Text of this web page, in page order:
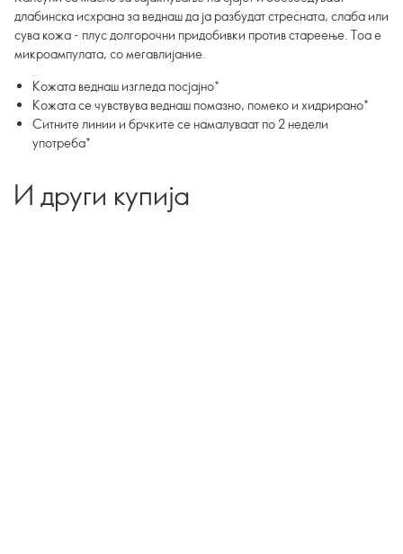
длабинска исхрана за веднаш да ја разбудат стресната, слаба или
сува кожа - плус долгорочни придобивки против стареење. Тоа е
микроампулата, со мегавлијание.
Кожата веднаш изгледа посјајно*
Кожата се чувствува веднаш помазно, помеко и хидрирано*
Ситните линии и брчките се намалуваат по 2 недели
употреба*
И други купија